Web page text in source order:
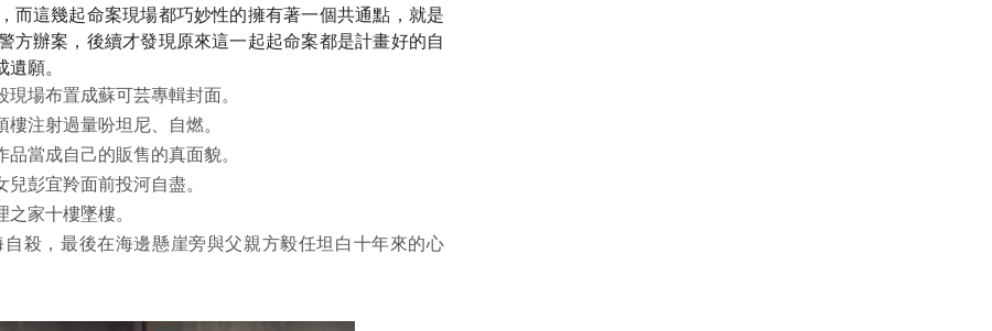
而這幾起命案現場都巧妙性的擁有著一個共通點，就是
方辦案，後續才發現原來這一起起命案都是計畫好的自
願。
場布置成蘇可芸專輯封面。
注射過量吩坦尼、自燃。
當成自己的販售的真面貌。
彭宜羚面前投河自盡。
家十樓墜樓。
殺，最後在海邊懸崖旁與父親方毅任坦白十年來的心